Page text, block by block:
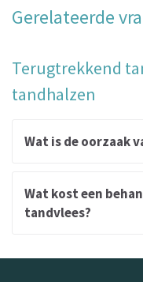
Gerelateerde
Terugtrekkend
tandhalzen
Wat is de oorzaak
Wat kost een
tandvlees?